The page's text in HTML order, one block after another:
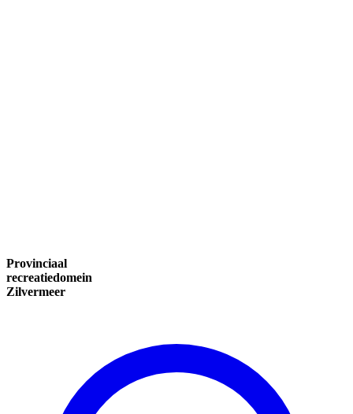
Provinciaal
recreatiedomein
Zilvermeer